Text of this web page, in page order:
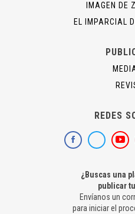
IMAGEN DE
EL IMPARCIAL
REDES
¿Buscas una
publicar
Envíanos un
para iniciar el